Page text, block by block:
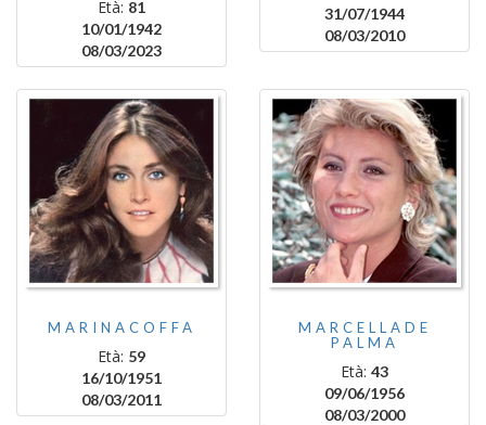
Età: 81
10/01/1942
08/03/2023
31/07/1944
08/03/2010
MARINACOFFA
Età: 59
16/10/1951
08/03/2011
MARCELLADE
PALMA
Età: 43
09/06/1956
08/03/2000